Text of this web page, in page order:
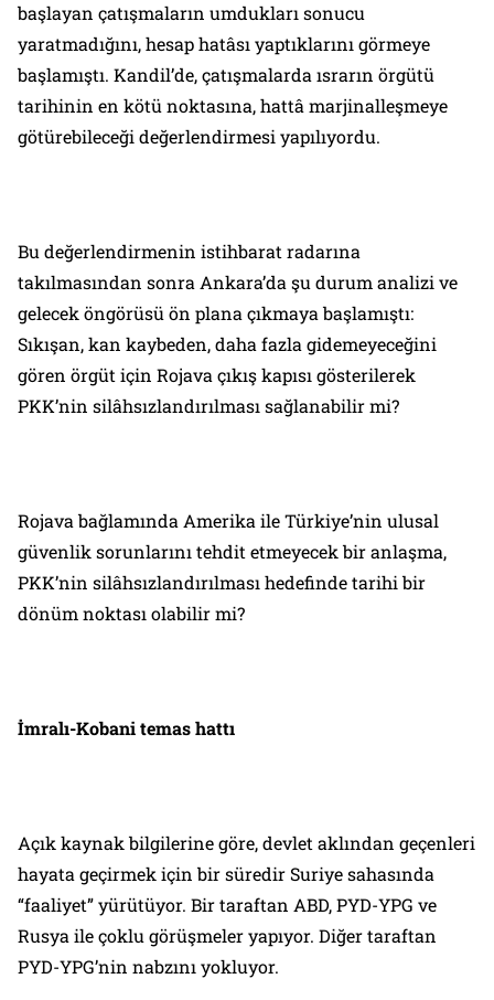
başlayan çatışmaların umdukları sonucu
yaratmadığını, hesap hatâsı yaptıklarını görmeye
başlamıştı. Kandil’de, çatışmalarda ısrarın örgütü
tarihinin en kötü noktasına, hattâ marjinalleşmeye
götürebileceği değerlendirmesi yapılıyordu.
Bu değerlendirmenin istihbarat radarına
takılmasından sonra Ankara’da şu durum analizi ve
gelecek öngörüsü ön plana çıkmaya başlamıştı:
Sıkışan, kan kaybeden, daha fazla gidemeyeceğini
gören örgüt için Rojava çıkış kapısı gösterilerek
PKK’nin silâhsızlandırılması sağlanabilir mi?
Rojava bağlamında Amerika ile Türkiye’nin ulusal
güvenlik sorunlarını tehdit etmeyecek bir anlaşma,
PKK’nin silâhsızlandırılması hedefinde tarihi bir
dönüm noktası olabilir mi?
İmralı-Kobani temas hattı
Açık kaynak bilgilerine göre, devlet aklından geçenleri
hayata geçirmek için bir süredir Suriye sahasında
“faaliyet” yürütüyor. Bir taraftan ABD, PYD-YPG ve
Rusya ile çoklu görüşmeler yapıyor. Diğer taraftan
PYD-YPG’nin nabzını yokluyor.